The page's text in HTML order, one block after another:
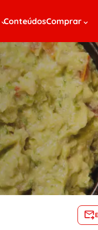
ConteúdosComprar